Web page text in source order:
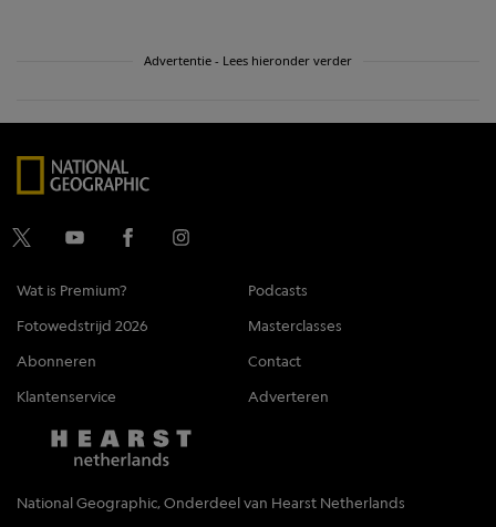
Advertentie - Lees hieronder verder
Wat is Premium?
Podcasts
Fotowedstrijd 2026
Masterclasses
Abonneren
Contact
Klantenservice
Adverteren
National Geographic, Onderdeel van Hearst Netherlands